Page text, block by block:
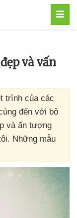
và vấn
trình của các
đến với bộ
và ấn tượng
Những mẫu